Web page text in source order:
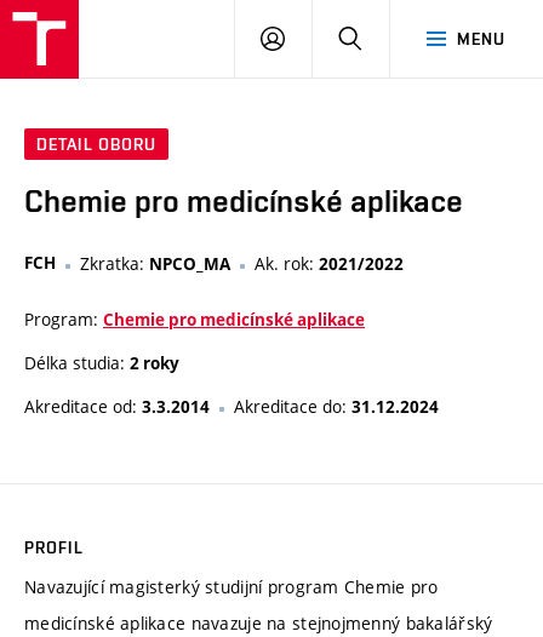
MENU
PŘIHLÁSIT
DETAIL OBORU
Chemie pro medicínské aplikace
FCH Zkratka: NPCO_MA Ak. rok: 2021/2022
Program: Chemie pro medicínské aplikace
Délka studia: 2 roky
Akreditace od: 3.3.2014 Akreditace do: 31.12.2024
PROFIL
Navazující magisterký studijní program Chemie pro
medicínské aplikace navazuje na stejnojmenný bakalářský